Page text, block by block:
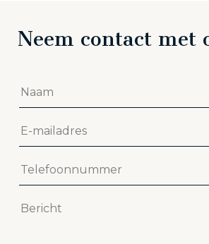
Neem contact met